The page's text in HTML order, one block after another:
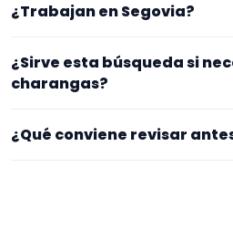
EncuentraMúsico. La selección
experiencia o disponibilidad
la página se centra en
¿Trabajan en Segovia?
en Segovia. Aun así, conviene
cerrar nada.
¿Sirve esta búsqueda si
charangas?
contexto. Para afinar mejor,
¿Qué conviene revisar